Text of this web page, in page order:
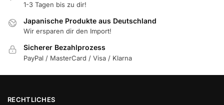
1-3 Tagen bis zu dir!
Japanische Produkte aus Deutschland
Wir ersparen dir den Import!
Sicherer Bezahlprozess
PayPal / MasterCard / Visa / Klarna
RECHTLICHES